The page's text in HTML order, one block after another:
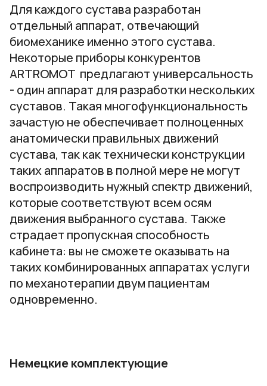
Для каждого сустава разработан
отдельный аппарат, отвечающий
биомеханике именно этого сустава.
Некоторые приборы конкурентов
ARTROMOT предлагают универсальность
- один аппарат для разработки нескольких
суставов. Такая многофункциональность
зачастую не обеспечивает полноценных
анатомически правильных движений
сустава, так как технически конструкции
таких аппаратов в полной мере не могут
воспроизводить нужный спектр движений,
которые соответствуют всем осям
движения выбранного сустава. Также
страдает пропускная способность
кабинета: вы не сможете оказывать на
таких комбинированных аппаратах услуги
по механотерапии двум пациентам
одновременно.
Немецкие комплектующие